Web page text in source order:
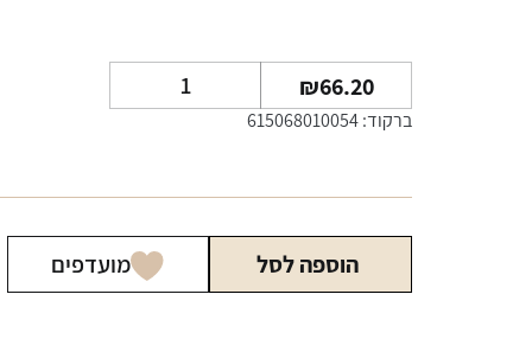
₪66.20
של
Beamer
גדול
ברקוד: 615068010054
הוספה לסל מועדפים